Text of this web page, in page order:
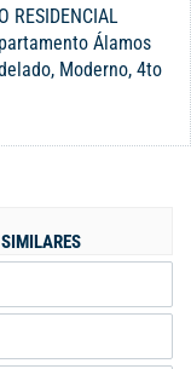
RESIDENCIAL
Álamos
Moderno, 4to
las ventanas
Baño social,
con closet, La
Visitantes, Por
estación del MIO,
horas, Shut de